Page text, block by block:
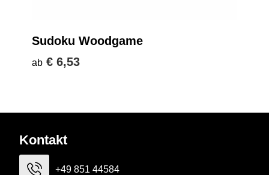
Sudoku Woodgame
ab € 6,53
Kontakt
+49 851 44584